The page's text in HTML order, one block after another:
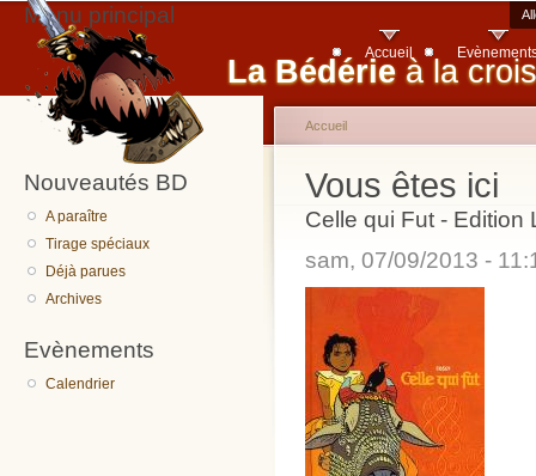
La Bédérie à la
Menu principal
Accueil
Nouveautés BD
A paraître
Tirage spéciaux
Déjà parues
Archives
Evènements
Calendrier
Vous êtes ici
Accueil
Celle qui Fut - Edition
sam, 07/09/2013 -